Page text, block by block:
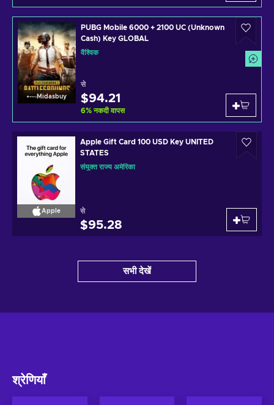
Midasbuy
PUBG Mobile 6000 + 2100 UC (Unknown
Cash) Key GLOBAL
वैश्विक
से
$94.21
6% नकदी वापस
Apple
Apple Gift Card 100 USD Key UNITED
STATES
संयुक्त राज्य अमेरिका
से
$95.28
सभी देखें
श्रेणियाँ